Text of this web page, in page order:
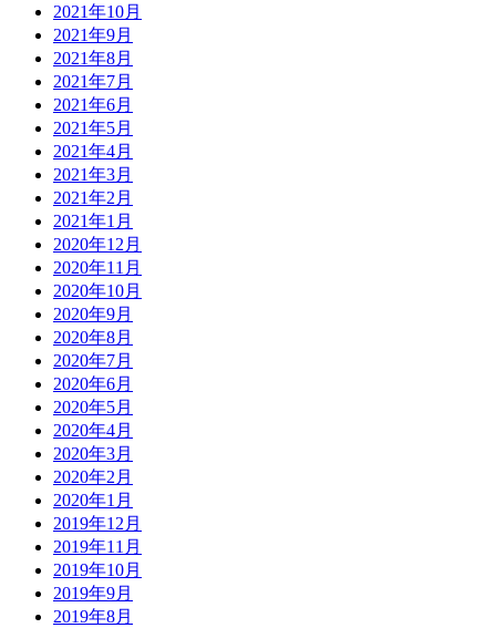
2021年10月
2021年9月
2021年8月
2021年7月
2021年6月
2021年5月
2021年4月
2021年3月
2021年2月
2021年1月
2020年12月
2020年11月
2020年10月
2020年9月
2020年8月
2020年7月
2020年6月
2020年5月
2020年4月
2020年3月
2020年2月
2020年1月
2019年12月
2019年11月
2019年10月
2019年9月
2019年8月